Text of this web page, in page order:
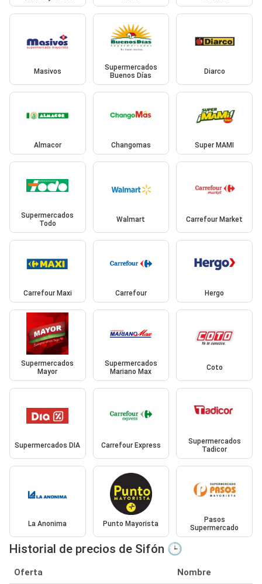
Masivos
Supermercados
Buenos Días
Diarco
Almacor Changomas Super MAMI
Supermercados
Todo
Walmart Carrefour Market
Carrefour Maxi Carrefour Hergo
Supermercados
Mayor
Supermercados
Mariano Max
Coto
Supermercados DIA Carrefour Express
Supermercados
Tadicor
La Anonima Punto Mayorista
Pasos
Supermercado
Historial de precios de Sifón 🕒
Oferta Nombre